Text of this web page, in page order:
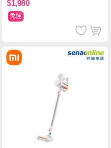
$1,980
免運